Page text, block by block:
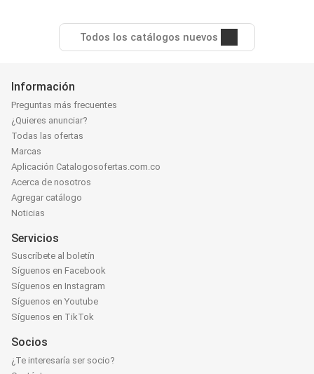
Todos los catálogos nuevos
Información
Preguntas más frecuentes
¿Quieres anunciar?
Todas las ofertas
Marcas
Aplicación Catalogosofertas.com.co
Acerca de nosotros
Agregar catálogo
Noticias
Servicios
Suscríbete al boletín
Síguenos en Facebook
Síguenos en Instagram
Síguenos en Youtube
Síguenos en TikTok
Socios
¿Te interesaría ser socio?